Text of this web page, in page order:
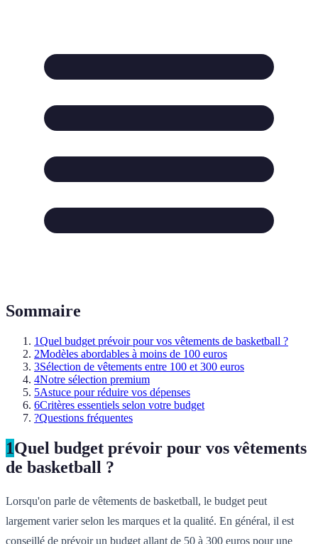
Sommaire
1Quel budget prévoir pour vos vêtements de basketball ?
2Modèles abordables à moins de 100 euros
3Sélection de vêtements entre 100 et 300 euros
4Notre sélection premium
5Astuce pour réduire vos dépenses
6Critères essentiels selon votre budget
?Questions fréquentes
1Quel budget prévoir pour vos vêtements
de basketball ?
Lorsqu'on parle de vêtements de basketball, le budget peut
largement varier selon les marques et la qualité. En général, il est
conseillé de prévoir un budget allant de 50 à 300 euros pour une